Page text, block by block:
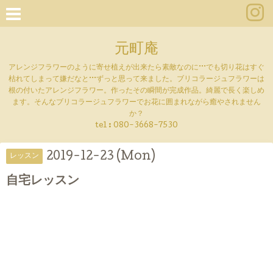
元町庵
アレンジフラワーのように寄せ植えが出来たら素敵なのに···でも切り花はすぐ
枯れてしまって嫌だなと···ずっと思って来ました。ブリコラージュフラワーは
根の付いたアレンジフラワー。作ったその瞬間が完成作品。綺麗で長く楽しめ
ます。そんなブリコラージュフラワーでお花に囲まれながら癒やされません
か？
tel : 080-3668-7530
レッスン 2019-12-23 (Mon)
自宅レッスン